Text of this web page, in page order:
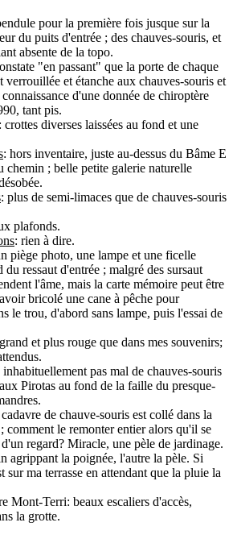
pour la première fois jusque sur la
du puits d'entrée ; des chauves-souris, et
absente de la topo.
"en passant" que la porte de chaque
verrouillée et étanche aux chauves-souris et
d'une donnée de chiroptère
tant pis.
: crottes diverses laissées au fond et une
: hors inventaire, juste au-dessus du Bâme E
chemin ; belle petite galerie naturelle
: plus de semi-limaces que de chauves-souris
plafonds.
: rien à dire.
piège photo, une lampe et une ficelle
du ressaut d'entrée ; malgré des sursaut
l'âme, mais la carte mémoire peut être
bricolé une cane à pêche pour
le trou, d'abord sans lampe, puis l'essai de
et plus rouge que dans mes souvenirs;
inhabituellement pas mal de chauves-souris
Pirotas au fond de la faille du presque-
de chauve-souris est collé dans la
comment le remonter entier alors qu'il se
regard? Miracle, une pèle de jardinage.
agrippant la poignée, l'autre la pèle. Si
sur ma terrasse en attendant que la pluie la
Mont-Terri: beaux escaliers d'accès,
la grotte.